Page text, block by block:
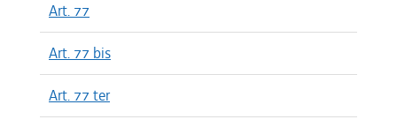
Art. 77
Art. 77 bis
Art. 77 ter